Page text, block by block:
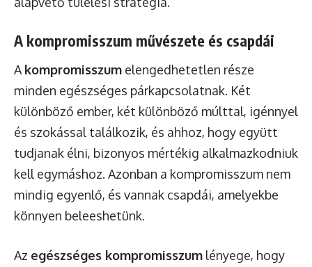
A kompromisszum művészete és csapdái
A kompromisszum elengedhetetlen része
minden egészséges párkapcsolatnak. Két
különböző ember, két különböző múlttal, igénnyel
és szokással találkozik, és ahhoz, hogy együtt
tudjanak élni, bizonyos mértékig alkalmazkodniuk
kell egymáshoz. Azonban a kompromisszum nem
mindig egyenlő, és vannak csapdái, amelyekbe
könnyen beleeshetünk.
Az egészséges kompromisszum lényege, hogy